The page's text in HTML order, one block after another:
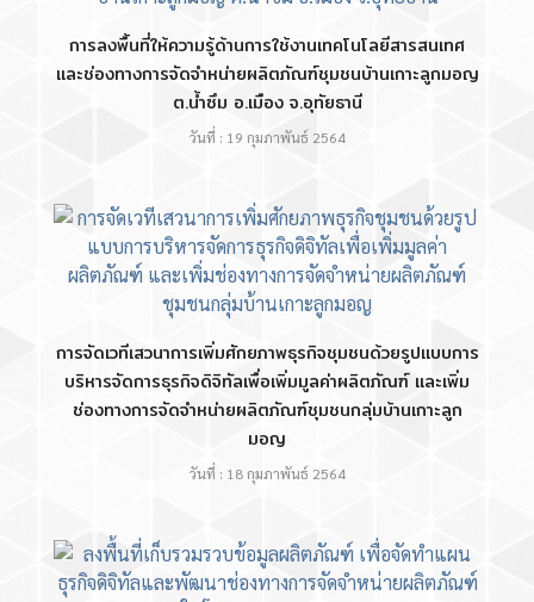
การลงพื้นที่ให้ความรู้ด้านการใช้งานเทคโนโลยีสารสนเทศ
และช่องทางการจัดจำหน่ายผลิตภัณฑ์ชุมชนบ้านเกาะลูกมอญ
ต.น้ำซึม อ.เมือง จ.อุทัยธานี
วันที่ : 19 กุมภาพันธ์ 2564
การจัดเวทีเสวนาการเพิ่มศักยภาพธุรกิจชุมชนด้วยรูปแบบการ
บริหารจัดการธุรกิจดิจิทัลเพื่อเพิ่มมูลค่าผลิตภัณฑ์ และเพิ่ม
ช่องทางการจัดจำหน่ายผลิตภัณฑ์ชุมชนกลุ่มบ้านเกาะลูก
มอญ
วันที่ : 18 กุมภาพันธ์ 2564